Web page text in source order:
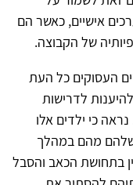
אישיים, כאשר הם
של הקבוצה.
העסוקים כל העת
לדרישות
כי ילדים אלו
שלהם מהם במהלך
בתחושת הכאב והסבל